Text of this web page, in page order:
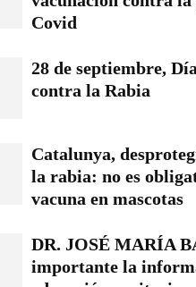
Covid
28 de septiembre,
contra la Rabia
Catalunya,
la rabia: no es
vacuna en mascotas
DR. JOSÉ MARÍA
importante la